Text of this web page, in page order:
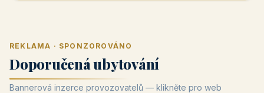
REKLAMA · SPONZOROVÁNO
Doporučená ubytování
Bannerová inzerce provozovatelů — klikněte pro web